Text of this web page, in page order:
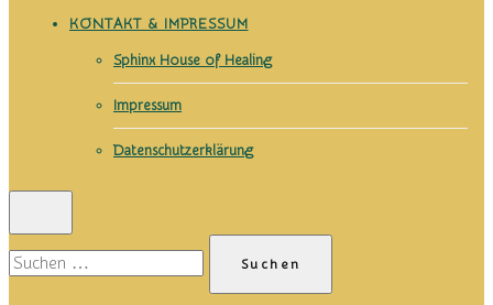
KONTAKT & IMPRESSUM
Sphinx House of Healing
Impressum
Datenschutzerklärung
Suchen
nach: